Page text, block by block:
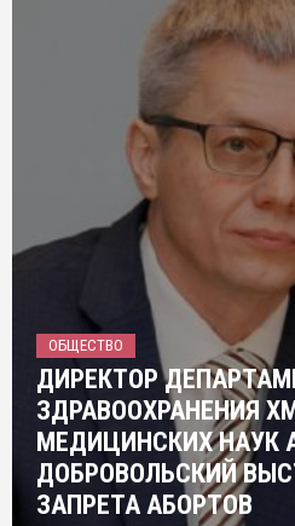
ОБЩЕСТВО
ДИРЕКТОР
ЗДРАВООХРАНЕНИЯ
МЕДИЦИНСКИХ НАУК
ДОБРОВОЛЬСКИЙ
ЗАПРЕТА АБОРТОВ